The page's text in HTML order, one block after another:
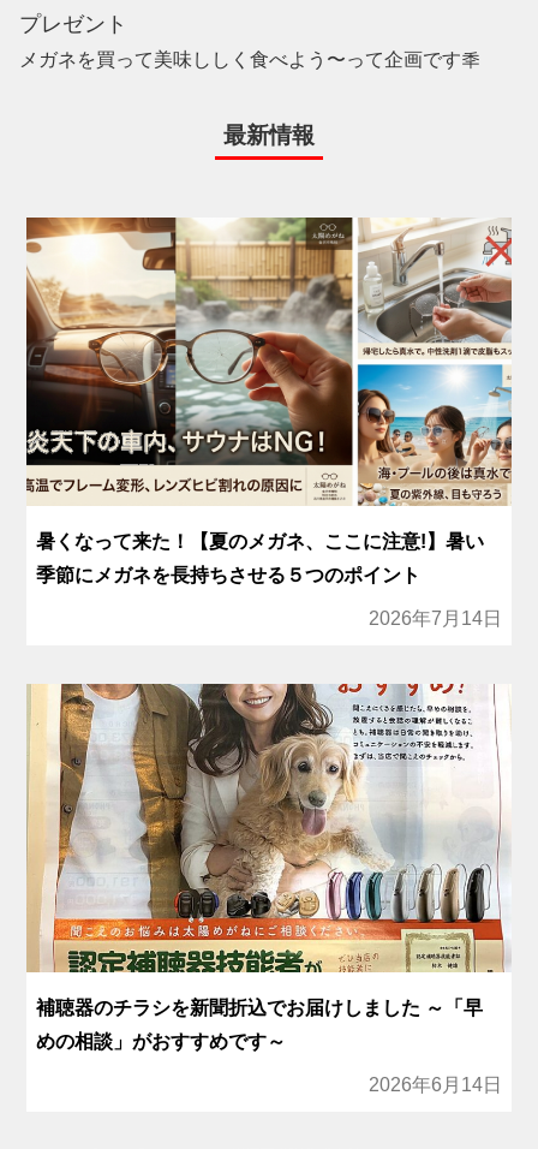
プレゼント
メガネを買って美味ししく食べよう〜って企画です秊
最新情報
暑くなって来た！【夏のメガネ、ここに注意!】暑い
季節にメガネを長持ちさせる５つのポイント
2026年7月14日
補聴器のチラシを新聞折込でお届けしました ～「早
めの相談」がおすすめです～
2026年6月14日